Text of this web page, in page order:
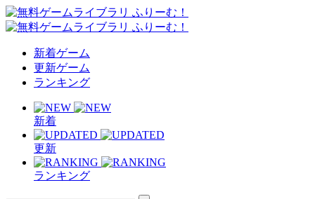
新着ゲーム
更新ゲーム
ランキング
新着
更新
ランキング